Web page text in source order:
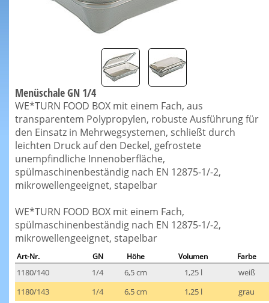
Menüschale GN 1/4
WE*TURN FOOD BOX mit einem Fach, aus
transparentem Polypropylen, robuste Ausführung für
den Einsatz in Mehrwegsystemen, schließt durch
leichten Druck auf den Deckel, gefrostete
unempfindliche Innenoberfläche,
spülmaschinenbeständig nach EN 12875-1/-2,
mikrowellengeeignet, stapelbar
WE*TURN FOOD BOX mit einem Fach,
spülmaschinenbeständig nach EN 12875-1/-2,
mikrowellengeeignet, stapelbar
Art-Nr. GN Höhe Volumen Farbe
1180/140 1/4 6,5 cm 1,25 l
weiß
1180/143
1/4 6,5 cm 1,25 l grau